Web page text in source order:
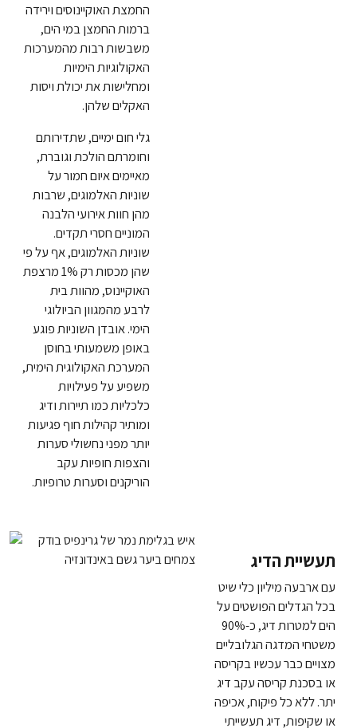
החמצת האוקיינוסים וירידה
ברמות החמצן במי הים,
משבשות רבות מהמערכות
האקולוגיות הימיות
ומחלישות את יכולת ויסות
האקלים שלהן.
גלי חום ימיים, שתדירותם
וחומרתם הולכת וגוברת,
מאיימים איום חמור על
שוניות האלמוגים, שרבות
מהן חוות אירועי הלבנה
המוניים חסרי תקדים.
שוניות האלמוגים, אף על פי
שהן מכסות רק 1% מרצפת
האוקיינוס, מהוות בית
לרבע מהמגוון הביולוגי
הימי. אובדן השוניות פוגע
באופן משמעותי בחוסן
המערכת האקולוגית הימית,
משפיע על פעילויות
כלכליות כמו תיירות ודיג
ומותיר קהילות חוף פגיעות
יותר מפני נחשולי סערות
והצפות חופיות עקב
הוריקנים וסערות טרופיות.
תעשיית הדיג
עם ארבעה מיליון כלי שיט
בכל הגדלים הפושטים על
הים למטרות דיג, כ-90%
משטחי המדגה הגלובליים
מצויים כבר עכשיו בקריסה
או בסכנת קריסה עקב דיג
יתר. ללא כל פיקוח, אכיפה
או שקיפות, דיג תעשייתי